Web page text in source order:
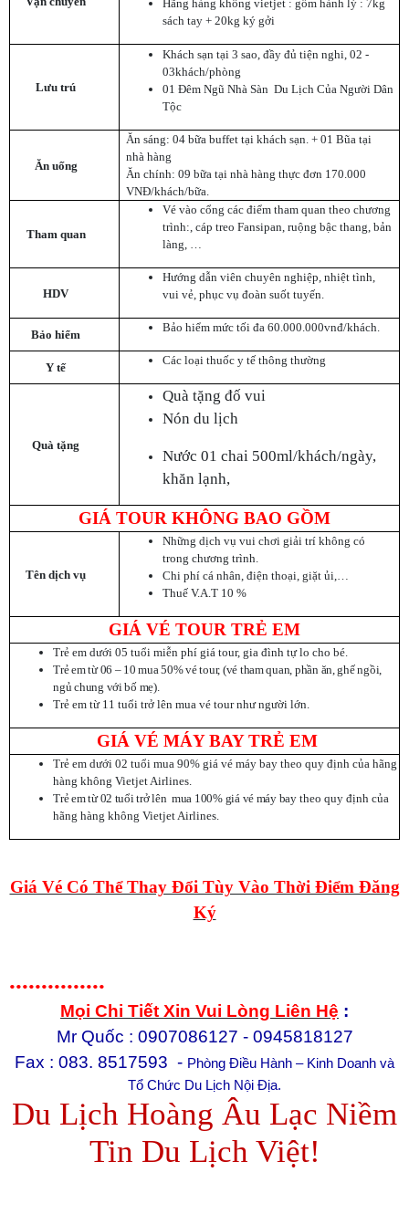
Hãng hàng không vietjet : gồm hành lý : 7kg
sách tay + 20kg ký gởi
Lưu trú
Khách sạn tại 3 sao, đầy đủ tiện nghi, 02 -
03khách/phòng
01 Đêm Ngũ Nhà Sàn Du Lịch Của Người Dân
Tộc
Ăn uống
Ăn sáng: 04 bữa buffet tại khách sạn. + 01 Bũa tại
nhà hàng
Ăn chính: 09 bữa tại nhà hàng thực đơn 170.000
VNĐ/khách/bữa.
Tham quan
Vé vào cổng các điểm tham quan theo chương
trình:, cáp treo Fansipan, ruộng bậc thang, bản
làng, …
HDV
Hướng dẫn viên chuyên nghiệp, nhiệt tình,
vui vẻ, phục vụ đoàn suốt tuyến.
Bảo hiểm Bảo hiểm mức tối đa 60.000.000vnđ/khách.
Y tế Các loại thuốc y tế thông thường
Quà tặng
Quà tặng đố vui
Nón du lịch
Nước 01 chai 500ml/khách/ngày,
khăn lạnh,
GIÁ TOUR KHÔNG BAO GỒM
Tên dịch vụ
Những dịch vụ vui chơi giải trí không có
trong chương trình.
Chi phí cá nhân, điện thoại, giặt ủi,…
Thuế V.A.T 10 %
GIÁ VÉ TOUR TRẺ EM
Trẻ em dưới 05 tuổi miễn phí giá tour, gia đình tự lo cho bé.
Trẻ em từ 06 – 10 mua 50% vé tour, (vé tham quan, phần ăn, ghế ngồi,
ngủ chung với bố mẹ).
Trẻ em từ 11 tuổi trở lên mua vé tour như người lớn.
GIÁ VÉ MÁY BAY TRẺ EM
Trẻ em dưới 02 tuổi mua 90% giá vé máy bay theo quy định của hãng
hàng không Vietjet Airlines.
Trẻ em từ 02 tuổi trở lên mua 100% giá vé máy baytheo quy định của
hãng hàng không Vietjet Airlines.
Giá Vé Có Thể Thay Đổi Tùy Vào Thời Điểm Đăng
Ký
...............
Mọi Chi Tiết Xin Vui Lòng Liên Hệ :
Mr Quốc : 0907086127 - 0945818127
Fax : 083. 8517593 - Phòng Điều Hành – Kinh Doanh và
Tổ Chức Du Lịch Nội Địa.
Du Lịch Hoàng Âu Lạc Niềm
Tin Du Lịch Việt!